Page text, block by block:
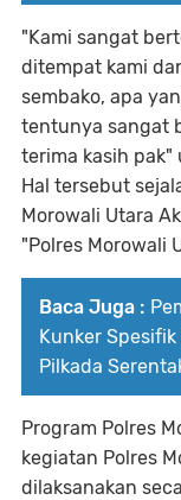
"Kami sangat
ditempat kami
sembako, apa
tentunya sangat
terima kasih
Hal tersebut
Morowali Utara
"Polres Morowali
Baca Juga :
Kunker Spesifik
Pilkada
Program Polres
kegiatan Polres
dilaksanakan